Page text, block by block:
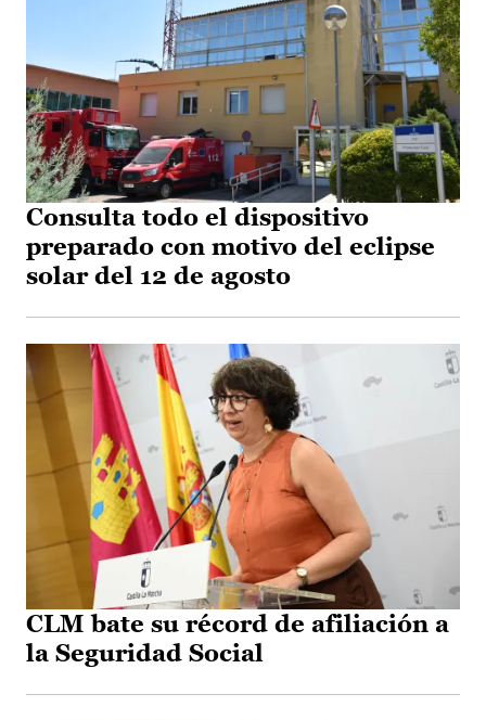
Consulta todo el dispositivo
preparado con motivo del eclipse
solar del 12 de agosto
CLM bate su récord de afiliación a
la Seguridad Social